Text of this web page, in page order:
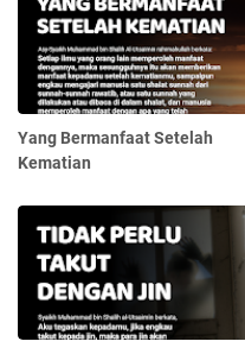
Yang Bermanfaat Setelah
Kematian